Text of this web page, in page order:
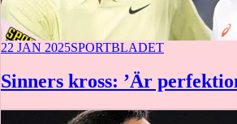
22 JAN 2025SPORTBLADET
Sinners kross: ’Är